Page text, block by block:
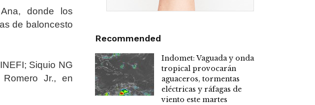
donde los
de baloncesto
Siquio NG
Jr., en
Recommended
Indomet: Vaguada y onda
tropical provocarán
aguaceros, tormentas
eléctricas y ráfagas de
viento este martes